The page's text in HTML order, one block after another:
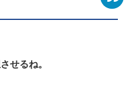
せるね。